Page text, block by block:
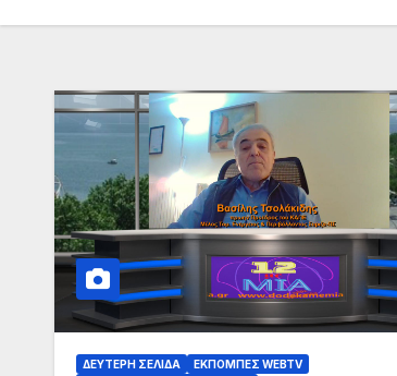
ΔΕΎΤΕΡΗ ΣΕΛΊΔΑ
ΕΚΠΟΜΠΈΣ WEBTV